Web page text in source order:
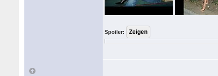
Spoiler: